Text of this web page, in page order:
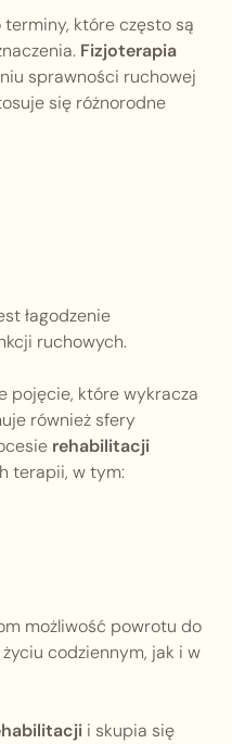
terminy, które często są
Fizjoterapia
sprawności ruchowej
się różnorodne
łagodzenie
ruchowych.
pojęcie, które wykracza
również sfery
rehabilitacji
terapii, w tym:
możliwość powrotu do
codziennym, jak i w
i skupia się